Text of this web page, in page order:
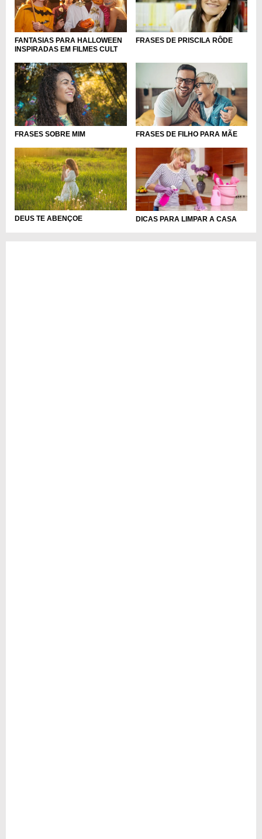
FANTASIAS PARA HALLOWEEN
INSPIRADAS EM FILMES CULT
FRASES DE PRISCILA RÔDE
FRASES SOBRE MIM FRASES DE FILHO PARA MÃE
DEUS TE ABENÇOE DICAS PARA LIMPAR A CASA